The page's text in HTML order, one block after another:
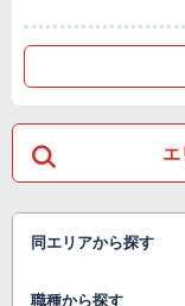
エ
同エリアから探す
職種から探す